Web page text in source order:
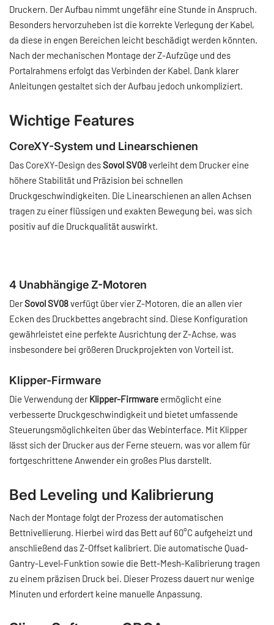
Druckern. Der Aufbau nimmt ungefähr eine Stunde in Anspruch.
Besonders hervorzuheben ist die korrekte Verlegung der Kabel,
da diese in engen Bereichen leicht beschädigt werden könnten.
Nach der mechanischen Montage der Z-Aufzüge und des
Portalrahmens erfolgt das Verbinden der Kabel. Dank klarer
Anleitungen gestaltet sich der Aufbau jedoch unkompliziert.
Wichtige Features
CoreXY-System und Linearschienen
Das CoreXY-Design desSovol SV08verleiht dem Drucker eine
höhere Stabilität und Präzision bei schnellen
Druckgeschwindigkeiten. Die Linearschienen an allen Achsen
tragen zu einer flüssigen und exakten Bewegung bei, was sich
positiv auf die Druckqualität auswirkt.
4 Unabhängige Z-Motoren
DerSovol SV08verfügt über vier Z-Motoren, die an allen vier
Ecken des Druckbettes angebracht sind. Diese Konfiguration
gewährleistet eine perfekte Ausrichtung der Z-Achse, was
insbesondere bei größeren Druckprojekten von Vorteil ist.
Klipper-Firmware
Die Verwendung derKlipper-Firmware ermöglicht eine
verbesserte Druckgeschwindigkeit und bietet umfassende
Steuerungsmöglichkeiten über das Webinterface. Mit Klipper
lässt sich der Drucker aus der Ferne steuern, was vor allem für
fortgeschrittene Anwender ein großes Plus darstellt.
Bed Leveling und Kalibrierung
Nach der Montage folgt der Prozess der automatischen
Bettnivellierung. Hierbei wird das Bett auf 60°C aufgeheizt und
anschließend das Z-Offset kalibriert. Die automatische Quad-
Gantry-Level-Funktion sowie die Bett-Mesh-Kalibrierung tragen
zu einem präzisen Druck bei. Dieser Prozess dauert nur wenige
Minuten und erfordert keine manuelle Anpassung.